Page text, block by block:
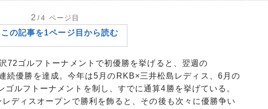
が期待される
2 /4 ページ目
この記事を1ページ目から読む
ゴルフトーナメントで初優勝を挙げると、翌週の
続優勝を達成。今年は5月のRKB×三井松島レディス、6月の
ルフトーナメントを制し、すでに通算4勝を挙げている。
ディスオープンで勝利を飾ると、その後も次々に優勝争い